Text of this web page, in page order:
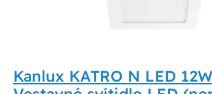
Kanlux KATRO N LED